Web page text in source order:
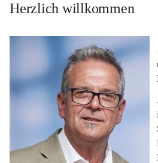
Herzlich willkommen